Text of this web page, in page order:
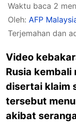
Waktu baca 2
Oleh: AFP
Terjemahan dan
Video
Rusia kembali
disertai klaim
tersebut
akibat